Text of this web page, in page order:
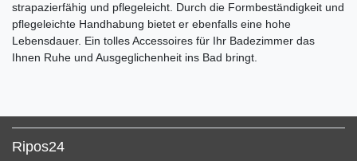
strapazierfähig und pflegeleicht. Durch die Formbeständigkeit und
pflegeleichte Handhabung bietet er ebenfalls eine hohe
Lebensdauer. Ein tolles Accessoires für Ihr Badezimmer das
Ihnen Ruhe und Ausgeglichenheit ins Bad bringt.
Ripos24